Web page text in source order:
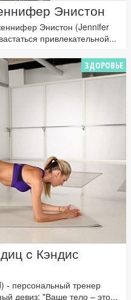
Энистон
Энистон (Jennifer
привлекательной...
ЗДОРОВЬЕ
c Кэндис
- персональный тренер
девиз: "Ваше тело – это...